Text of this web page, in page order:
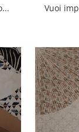
Se sei alla ricerca di Carta da parati moderna vinilica, clicca e scopri di più sulle svariate offerte di Instabilelab come il modello Aona.